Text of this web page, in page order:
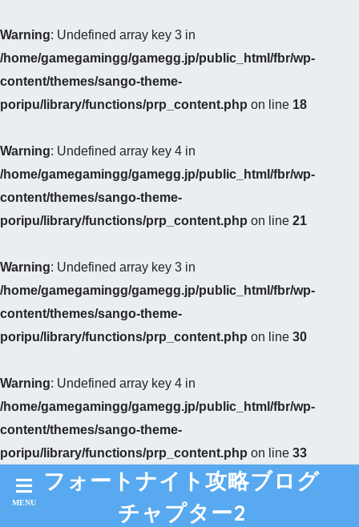
Warning: Undefined array key 3 in
/home/gamegamingg/gamegg.jp/public_html/fbr/wp-
content/themes/sango-theme-
poripu/library/functions/prp_content.php on line 18
Warning: Undefined array key 4 in
/home/gamegamingg/gamegg.jp/public_html/fbr/wp-
content/themes/sango-theme-
poripu/library/functions/prp_content.php on line 21
Warning: Undefined array key 3 in
/home/gamegamingg/gamegg.jp/public_html/fbr/wp-
content/themes/sango-theme-
poripu/library/functions/prp_content.php on line 30
Warning: Undefined array key 4 in
/home/gamegamingg/gamegg.jp/public_html/fbr/wp-
content/themes/sango-theme-
poripu/library/functions/prp_content.php on line 33
フォートナイト攻略ブログ
チャプター2